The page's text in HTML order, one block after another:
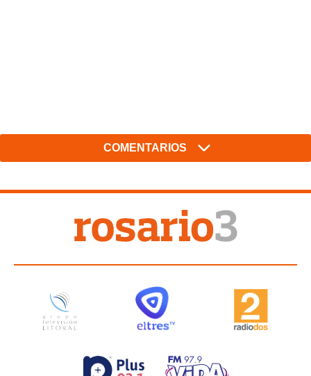
COMENTARIOS